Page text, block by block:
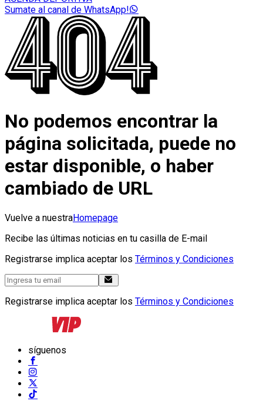
Sumate al canal de WhatsApp!
No podemos encontrar la
página solicitada, puede no
estar disponible, o haber
cambiado de URL
Vuelve a nuestraHomepage
Recibe las últimas noticias en tu casilla de E-mail
Registrarse implica aceptar los Términos y Condiciones
Registrarse implica aceptar los Términos y Condiciones
síguenos